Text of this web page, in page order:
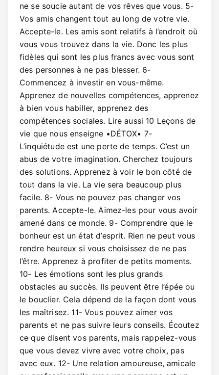
ne se soucie autant de vos rêves que vous. 5-
Vos amis changent tout au long de votre vie.
Accepte-le. Les amis sont relatifs à l’endroit où
vous vous trouvez dans la vie. Donc les plus
fidèles qui sont les plus francs avec vous sont
des personnes à ne pas blesser. 6-
Commencez à investir en vous-même.
Apprenez de nouvelles compétences, apprenez
à bien vous habiller, apprenez des
compétences sociales. Lire aussi 10 Leçons de
vie que nous enseigne •DÉTOX• 7-
L’inquiétude est une perte de temps. C’est un
abus de votre imagination. Cherchez toujours
des solutions. Apprenez à voir le bon côté de
tout dans la vie. La vie sera beaucoup plus
facile. 8- Vous ne pouvez pas changer vos
parents. Accepte-le. Aimez-les pour vous avoir
amené dans ce monde. 9- Comprendre que le
bonheur est un état d’esprit. Rien ne peut vous
rendre heureux si vous choisissez de ne pas
l’être. Apprenez à profiter de petits moments.
10- Les émotions sont les plus grands
obstacles au succès. Ils peuvent être l’épée ou
le bouclier. Cela dépend de la façon dont vous
les maîtrisez. 11- Vous pouvez aimer vos
parents et ne pas suivre leurs conseils. Écoutez
ce que disent vos parents, mais rappelez-vous
que vous devez vivre avec votre choix, pas
avec eux. 12- Une relation amoureuse, amicale